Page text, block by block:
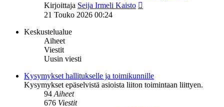
Kirjoittaja Seija Irmeli Kaisto
21 Touko 2026 00:24
Keskustelualue
Aiheet
Viestit
Uusin viesti
Kysymykset hallitukselle ja toimikunnille
Kysymykset epäselvistä asioista liiton toimintaan liittyen.
94Aiheet
676 Viestit